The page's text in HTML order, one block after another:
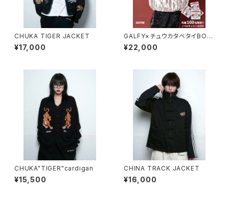
CHUKA TIGER JACKET
¥17,000
GALFY×チュウカタベタイBOA/
Gold
¥22,000
CHUKA"TIGER"cardigan
¥15,500
CHINA TRACK JACKET
¥16,000